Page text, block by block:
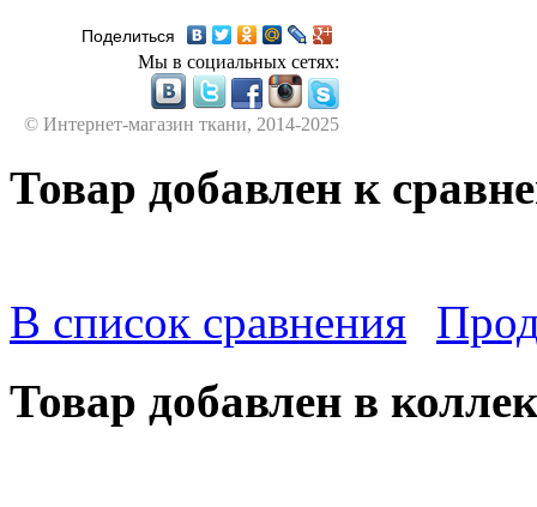
Поделиться
Мы в социальных сетях:
© Интернет-магазин ткани, 2014-2025
Товар добавлен к
В список сравнения
Товар добавлен в